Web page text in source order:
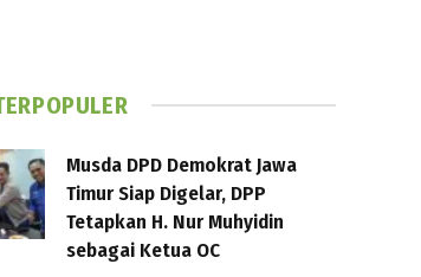
Musda DPD Demokrat Jawa
Timur Siap Digelar, DPP
Tetapkan H. Nur Muhyidin
sebagai Ketua OC